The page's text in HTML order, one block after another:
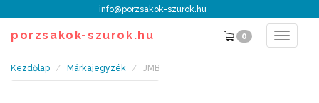
info@porzsakok-szurok.hu
porzsakok-szurok.hu 0
Toggle
Kezdőlap Márkajegyzék JMB